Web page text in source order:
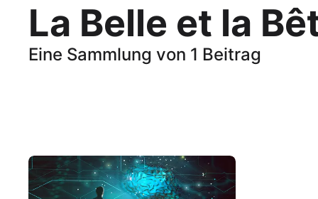
La Belle et la
Eine Sammlung von 1 Beitrag